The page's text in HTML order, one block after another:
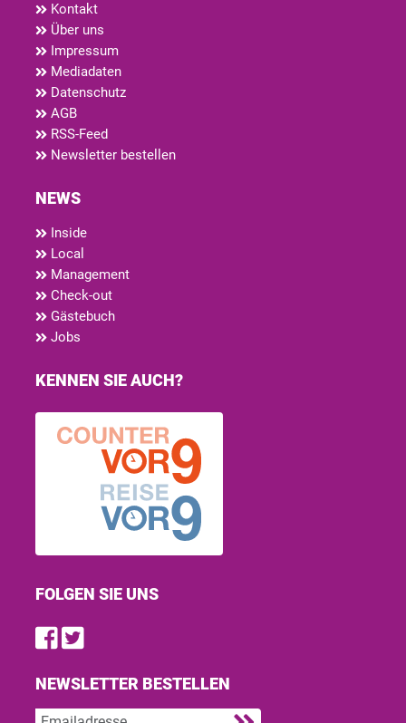
Kontakt
Über uns
Impressum
Mediadaten
Datenschutz
AGB
RSS-Feed
Newsletter bestellen
NEWS
Inside
Local
Management
Check-out
Gästebuch
Jobs
KENNEN SIE AUCH?
FOLGEN SIE UNS
Find us on Facebook
Follow us on Twitter
NEWSLETTER BESTELLEN